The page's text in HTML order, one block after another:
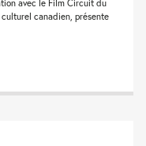
avec le Film Circuit du
canadien, présente